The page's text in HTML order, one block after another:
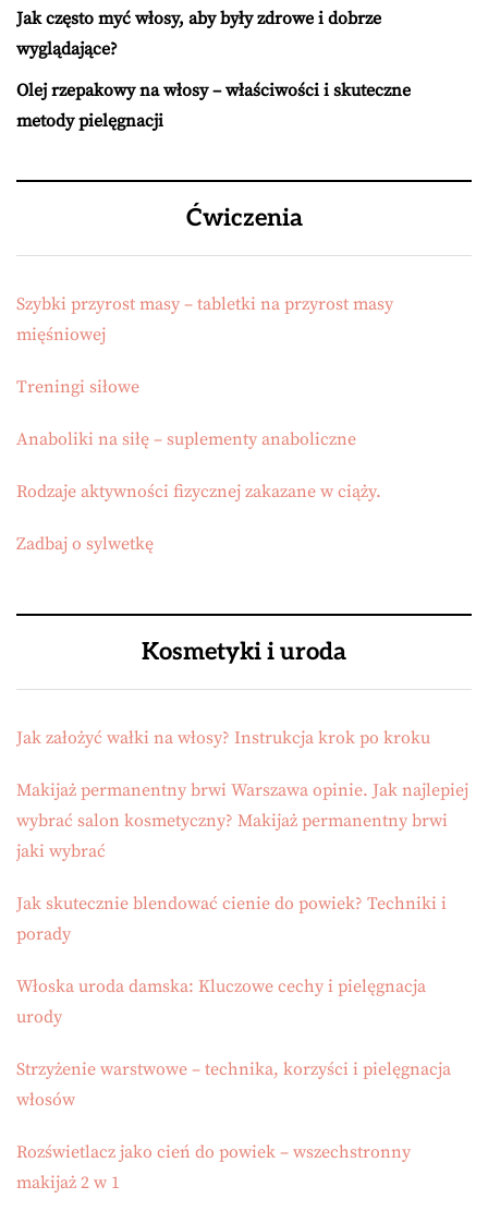
Jak często myć włosy, aby były zdrowe i dobrze
wyglądające?
Olej rzepakowy na włosy – właściwości i skuteczne
metody pielęgnacji
Ćwiczenia
Szybki przyrost masy – tabletki na przyrost masy
mięśniowej
Treningi siłowe
Anaboliki na siłę – suplementy anaboliczne
Rodzaje aktywności fizycznej zakazane w ciąży.
Zadbaj o sylwetkę
Kosmetyki i uroda
Jak założyć wałki na włosy? Instrukcja krok po kroku
Makijaż permanentny brwi Warszawa opinie. Jak najlepiej
wybrać salon kosmetyczny? Makijaż permanentny brwi
jaki wybrać
Jak skutecznie blendować cienie do powiek? Techniki i
porady
Włoska uroda damska: Kluczowe cechy i pielęgnacja
urody
Strzyżenie warstwowe – technika, korzyści i pielęgnacja
włosów
Rozświetlacz jako cień do powiek – wszechstronny
makijaż 2 w 1